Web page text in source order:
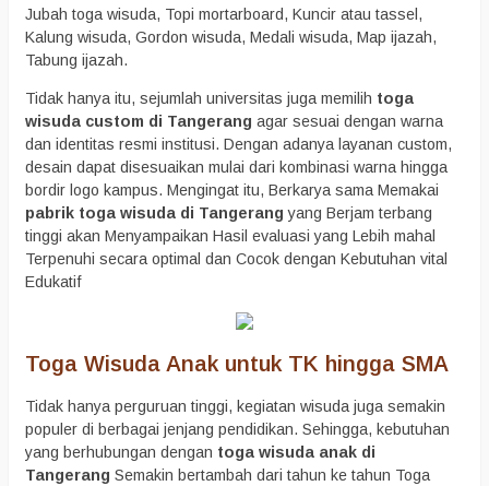
Jubah toga wisuda, Topi mortarboard, Kuncir atau tassel,
Kalung wisuda, Gordon wisuda, Medali wisuda, Map ijazah,
Tabung ijazah.
Tidak hanya itu, sejumlah universitas juga memilih toga
wisuda custom di Tangerang agar sesuai dengan warna
dan identitas resmi institusi. Dengan adanya layanan custom,
desain dapat disesuaikan mulai dari kombinasi warna hingga
bordir logo kampus. Mengingat itu, Berkarya sama Memakai
pabrik toga wisuda di Tangerangyang Berjam terbang
tinggi akan Menyampaikan Hasil evaluasi yang Lebih mahal
Terpenuhi secara optimal dan Cocok dengan Kebutuhan vital
Edukatif
Toga Wisuda Anak untuk TK hingga SMA
Tidak hanya perguruan tinggi, kegiatan wisuda juga semakin
populer di berbagai jenjang pendidikan. Sehingga, kebutuhan
yang berhubungan dengan toga wisuda anak di
Tangerang Semakin bertambah dari tahun ke tahun Toga